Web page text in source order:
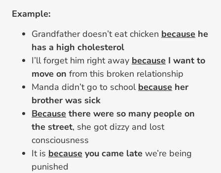
Example:
Grandfather doesn’t eat chicken because he
has a high cholesterol
I’ll forget him right away because I want to
move on from this broken relationship
Manda didn’t go to school because her
brother was sick
Because there were so many people on
the street, she got dizzy and lost
consciousness
It is because you came late we’re being
punished